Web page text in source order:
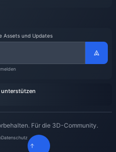
Assets und Updates
Für die 3D-Community.
Datenschutz